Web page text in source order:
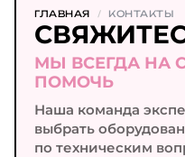
ГЛАВНАЯ / КОНТАКТЫ
МЫ ВСЕГДА НА
ПОМОЧЬ
Наша команда
выбрать
по техническим